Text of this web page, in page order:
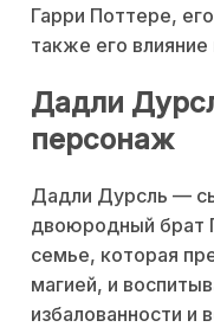
Гарри Поттере,
также его влияние
Дадли
персонаж
Дадли Дурсль —
двоюродный брат
семье, которая
магией, и
избалованности и